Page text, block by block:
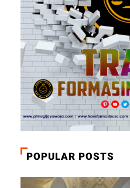
POPULAR POSTS